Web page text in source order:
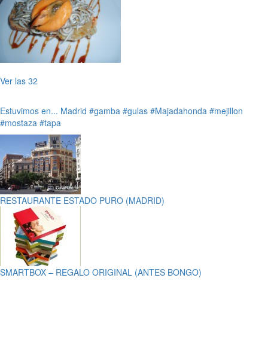
Ver las 32
Estuvimos en... Madrid #gamba #gulas #Majadahonda #mejillon
#mostaza #tapa
RESTAURANTE ESTADO PURO (MADRID)
SMARTBOX – REGALO ORIGINAL (ANTES BONGO)